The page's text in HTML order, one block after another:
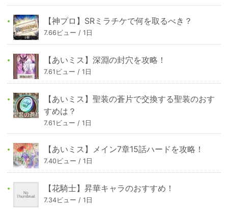
【神プロ】SRミラチケで何を取るべき？
7.66ビュー / 1日
【あいミス】深淵の封穴を攻略！
7.61ビュー / 1日
【あいミス】聖装の蒼片で交換する聖装のおす
すめは？
7.61ビュー / 1日
【あいミス】メイン7章15話ハードを攻略！
7.40ビュー / 1日
【花騎士】昇華キャラのおすすめ！
7.34ビュー / 1日